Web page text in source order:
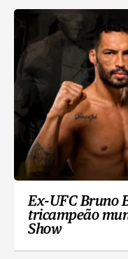
Ex-UFC Bruno
tricampeão
Show